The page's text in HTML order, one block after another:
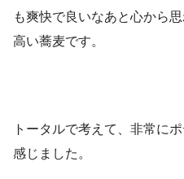
も爽快で良いなあと心から
高い蕎麦です。
トータルで考えて、非常に
感じました。